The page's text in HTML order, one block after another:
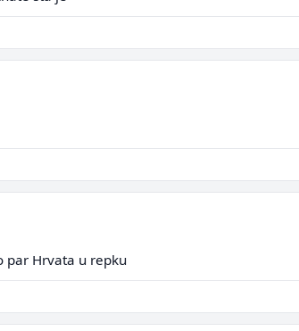
par Hrvata u repku